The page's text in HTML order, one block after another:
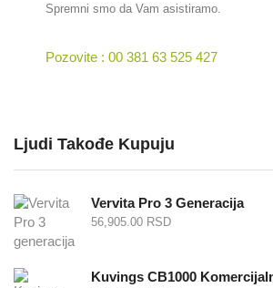
Spremni smo da Vam asistiramo.
Pozovite : 00 381 63 525 427
Ljudi Takođe Kupuju
Vervita Pro 3 Generacija
56,905.00 RSD